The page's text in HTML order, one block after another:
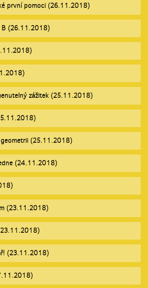
první pomoci (26.11.2018)
B (26.11.2018)
zážitek (25.11.2018)
(25.11.2018)
(24.11.2018)
(23.11.2018)
(23.11.2018)